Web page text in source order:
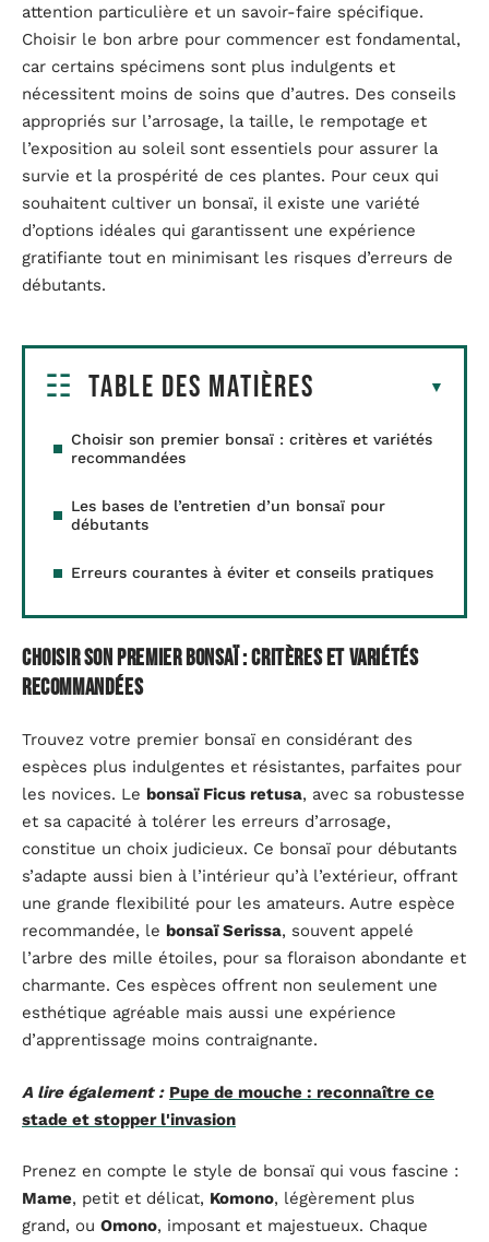
attention particulière et un savoir-faire spécifique.
Choisir le bon arbre pour commencer est fondamental,
car certains spécimens sont plus indulgents et
nécessitent moins de soins que d’autres. Des conseils
appropriés sur l’arrosage, la taille, le rempotage et
l’exposition au soleil sont essentiels pour assurer la
survie et la prospérité de ces plantes. Pour ceux qui
souhaitent cultiver un bonsaï, il existe une variété
d’options idéales qui garantissent une expérience
gratifiante tout en minimisant les risques d’erreurs de
débutants.
Table des matières
Choisir son premier bonsaï : critères et variétés
recommandées
Les bases de l’entretien d’un bonsaï pour
débutants
Erreurs courantes à éviter et conseils pratiques
Choisir son premier bonsaï : critères et variétés
recommandées
Trouvez votre premier bonsaï en considérant des
espèces plus indulgentes et résistantes, parfaites pour
les novices. Le bonsaï Ficus retusa, avec sa robustesse
et sa capacité à tolérer les erreurs d’arrosage,
constitue un choix judicieux. Ce bonsaï pour débutants
s’adapte aussi bien à l’intérieur qu’à l’extérieur, offrant
une grande flexibilité pour les amateurs. Autre espèce
recommandée, le bonsaï Serissa, souvent appelé
l’arbre des mille étoiles, pour sa floraison abondante et
charmante. Ces espèces offrent non seulement une
esthétique agréable mais aussi une expérience
d’apprentissage moins contraignante.
A lire également : Pupe de mouche : reconnaître ce
stade et stopper l'invasion
Prenez en compte le style de bonsaï qui vous fascine :
Mame, petit et délicat, Komono, légèrement plus
grand, ou Omono, imposant et majestueux. Chaque